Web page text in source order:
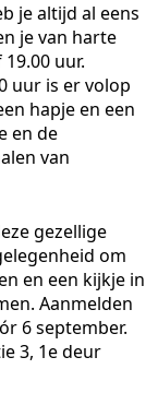
je altijd al eens
je van harte
uur.
uur is er volop
hapje en een
en de
van
gezellige
om
en een kijkje in
Aanmelden
6 september.
3, 1e deur